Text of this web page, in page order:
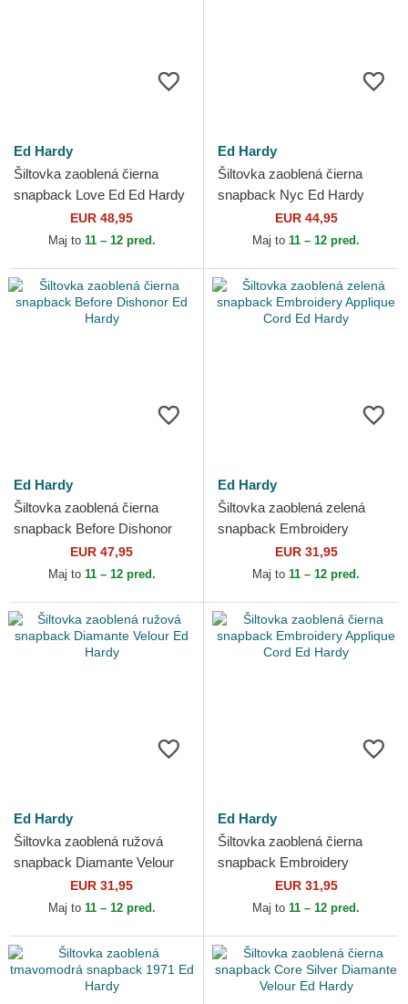
Ed Hardy
Šiltovka zaoblená čierna
snapback Love Ed Ed Hardy
EUR 48,95
Maj to 11 – 12 pred.
Ed Hardy
Šiltovka zaoblená čierna
snapback Nyc Ed Hardy
EUR 44,95
Maj to 11 – 12 pred.
Ed Hardy
Šiltovka zaoblená čierna
snapback Before Dishonor
EUR 47,95
Maj to 11 – 12 pred.
Ed Hardy
Šiltovka zaoblená zelená
snapback Embroidery
Applique Cord Ed Hardy
EUR 31,95
Maj to 11 – 12 pred.
Ed Hardy
Šiltovka zaoblená ružová
snapback Diamante Velour
EUR 31,95
Maj to 11 – 12 pred.
Ed Hardy
Šiltovka zaoblená čierna
snapback Embroidery
Applique Cord Ed Hardy
EUR 31,95
Maj to 11 – 12 pred.